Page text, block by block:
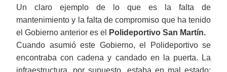
Un claro ejemplo de lo que es la falta de
mantenimiento y la falta de compromiso que ha tenido
el Gobierno anterior es el
Polideportivo San Martín.
Cuando asumió este Gobierno, el Polideportivo se
encontraba con cadena y candado en la puerta. La